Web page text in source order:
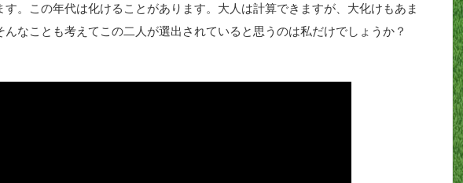
す。この年代は化けることがあります。大人は計算できますが、大化けもあま
んなことも考えてこの二人が選出されていると思うのは私だけでしょうか？